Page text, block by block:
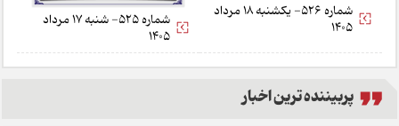
شماره 526- یکشنبه 18 مرداد
1405
شماره 525- شنبه 17 مرداد
1405
پربیننده ترین اخبار